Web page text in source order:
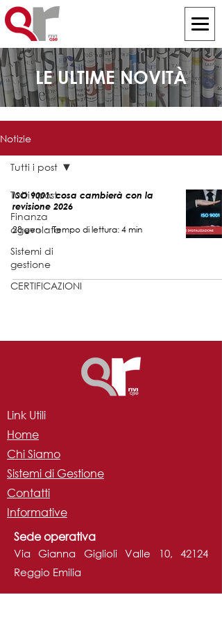
LE ULTIME NOVITÀ
Notizie
Tutti i post
Finanza
agevolata
Sistemi di
gestione
CERTIFICAZIONI
Tutti i post
ISO 9001: cosa cambierà con la
revisione 2026
28 gen Tempo di lettura: 4 min
Link Utili
Home
Chi Siamo
Sistemi di Gestione
Contatti
Informative
Sede operativa
Via Gianna Giglioli Valle 10, 42124
Reggio Emilia